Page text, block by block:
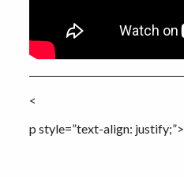
<
p style=”text-align: justify;”>